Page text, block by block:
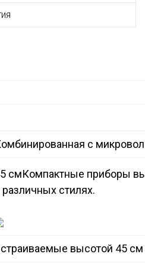
с
смКомпактные приборы
различных стилях.
высотой 45 см